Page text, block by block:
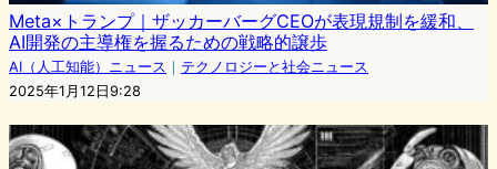
Meta×トランプ｜ザッカーバーグCEOが表現規制を緩和、
AI開発の主導権を握るための戦略的譲歩
AI（人工知能）ニュース ｜ テクノロジーと社会ニュース
2025年1月12日9:28